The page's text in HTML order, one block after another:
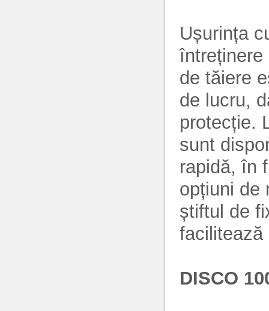
Ușurința
întreținere
de tăiere
de lucru,
protecție.
sunt
rapidă, în
opțiuni de
știftul de
facilitează
DISCO